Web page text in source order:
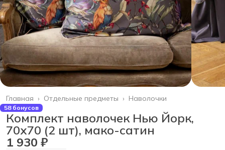
Наволочки
Отдельные предметы ›
Главная ›
58 бонусов
Комплект наволочек Нью Йорк,
70х70 (2 шт), мако-сатин
1 930 ₽